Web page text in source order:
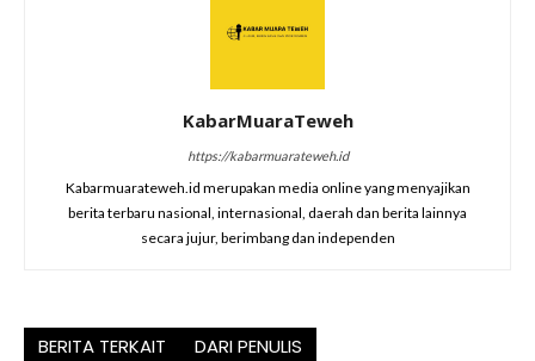
KabarMuaraTeweh
https://kabarmuarateweh.id
Kabarmuarateweh.id merupakan media online yang menyajikan
berita terbaru nasional, internasional, daerah dan berita lainnya
secara jujur, berimbang dan independen
BERITA TERKAIT DARI PENULIS